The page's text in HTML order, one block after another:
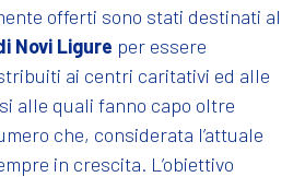
offerti sono stati destinati al
Novi Ligure per essere
ai centri caritativi ed alle
alle quali fanno capo oltre
che, considerata l’attuale
in crescita. L’obiettivo